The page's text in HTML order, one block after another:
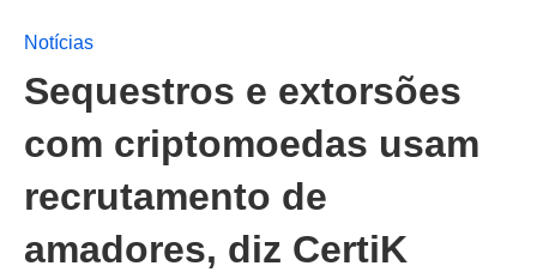
Notícias
Sequestros e extorsões
com criptomoedas usam
recrutamento de
amadores, diz CertiK